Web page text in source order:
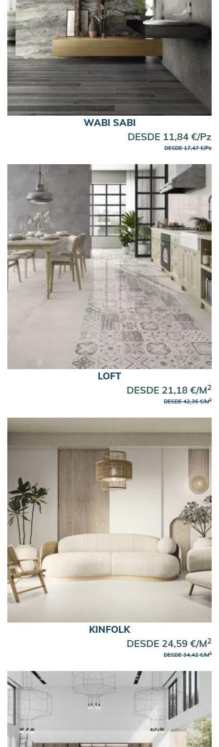
WABI SABI
DESDE 11,84 €/Pz
DESDE 17,47 €/Pz
LOFT
DESDE 21,18 €/M2
DESDE 42,36 €/M2
KINFOLK
DESDE 24,59 €/M2
DESDE 34,42 €/M2